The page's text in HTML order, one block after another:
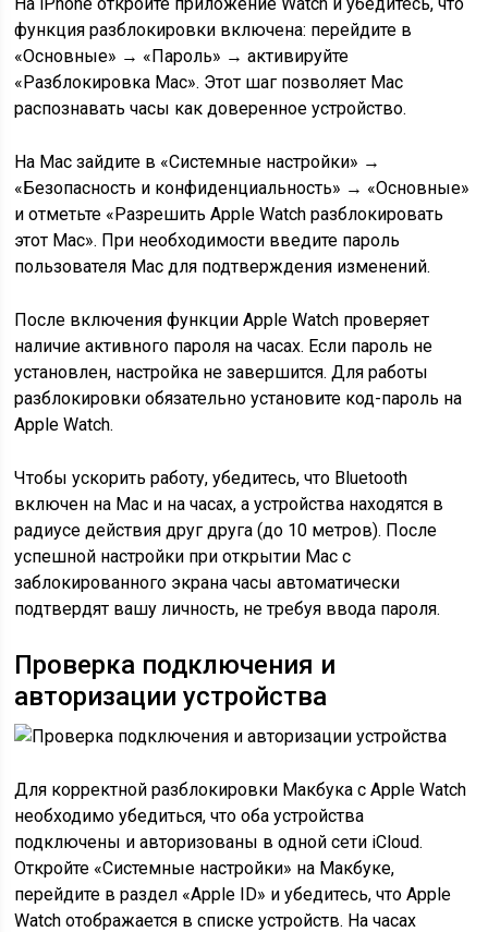
функция разблокировки включена: перейдите в
«Основные» → «Пароль» → активируйте
«Разблокировка Mac». Этот шаг позволяет Mac
распознавать часы как доверенное устройство.
На Mac зайдите в «Системные настройки» →
«Безопасность и конфиденциальность» → «Основные»
и отметьте «Разрешить Apple Watch разблокировать
этот Mac». При необходимости введите пароль
пользователя Mac для подтверждения изменений.
После включения функции Apple Watch проверяет
наличие активного пароля на часах. Если пароль не
установлен, настройка не завершится. Для работы
разблокировки обязательно установите код-пароль на
Apple Watch.
Чтобы ускорить работу, убедитесь, что Bluetooth
включен на Mac и на часах, а устройства находятся в
радиусе действия друг друга (до 10 метров). После
успешной настройки при открытии Mac с
заблокированного экрана часы автоматически
подтвердят вашу личность, не требуя ввода пароля.
Проверка подключения и
авторизации устройства
Для корректной разблокировки Макбука с Apple Watch
необходимо убедиться, что оба устройства
подключены и авторизованы в одной сети iCloud.
Откройте «Системные настройки» на Макбуке,
перейдите в раздел «Apple ID» и убедитесь, что Apple
Watch отображается в списке устройств. На часах